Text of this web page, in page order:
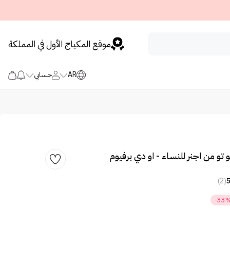
موقع المكياج الأول في المملكة
AR حسابي
تو من اجنر للنساء - او دي برفيوم
5
(2)
-